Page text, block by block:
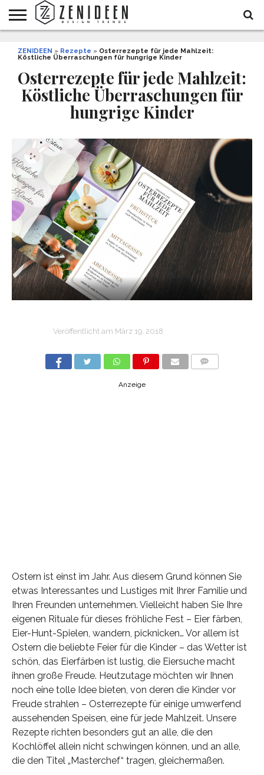
INNENDESIGN
ARCHITEKTUR
GARTEN
UND
LIFESTYLE
DEKO
&
DIY
STYLE
REZEPTE
GESUNDHEIT
WEIHNACHTEN
ZENIDEEN » Rezepte » Osterrezepte für jede Mahlzeit:
Köstliche Überraschungen für hungrige Kinder
Osterrezepte für jede Mahlzeit:
Köstliche Überraschungen für
hungrige Kinder
Veröffentlicht am März 19, 2018
Anzeige
Ostern ist einst im Jahr. Aus diesem Grund können Sie
etwas Interessantes und Lustiges mit Ihrer Familie und
Ihren Freunden unternehmen. Vielleicht haben Sie Ihre
eigenen Rituale für dieses fröhliche Fest – Eier färben,
Eier-Hunt-Spielen, wandern, picknicken… Vor allem ist
Ostern die beliebte Feier für die Kinder – das Wetter ist
schön, das Eierfärben ist lustig, die Eiersuche macht
ihnen große Freude. Heutzutage möchten wir Ihnen
noch eine tolle Idee bieten, von deren die Kinder vor
Freude strahlen – Osterrezepte für einige umwerfend
aussehenden Speisen, eine für jede Mahlzeit. Unsere
Rezepte richten besonders gut an alle, die den
Kochlöffel allein nicht schwingen können, und an alle,
die den Titel „Masterchef“ tragen, gleichermaßen.